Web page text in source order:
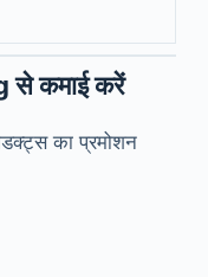
कमाई करें
का प्रमोशन